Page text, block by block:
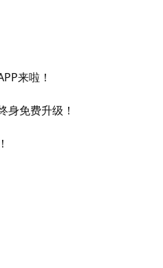
来啦！
身免费升级！